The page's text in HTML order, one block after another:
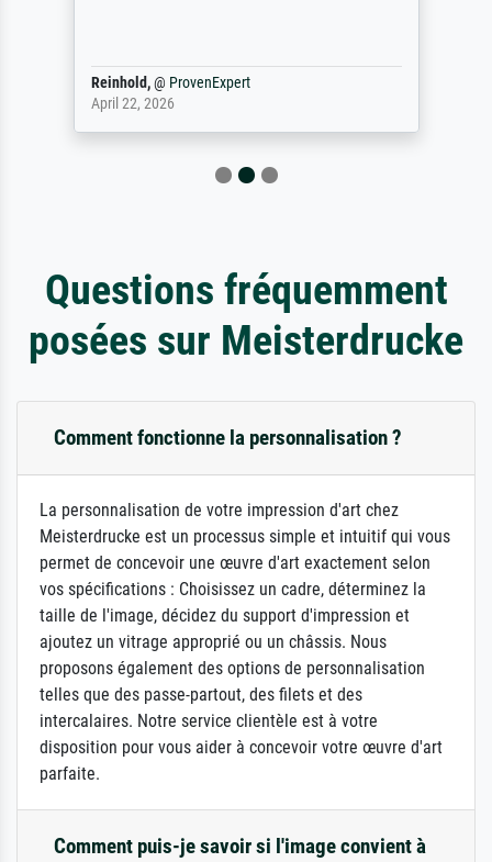
Reinhold,@ ProvenExpert
April 22, 2026
Questions fréquemment
posées sur Meisterdrucke
Comment fonctionne la personnalisation ?
La personnalisation de votre impression d'art chez
Meisterdrucke est un processus simple et intuitif qui vous
permet de concevoir une œuvre d'art exactement selon
vos spécifications : Choisissez un cadre, déterminez la
taille de l'image, décidez du support d'impression et
ajoutez un vitrage approprié ou un châssis. Nous
proposons également des options de personnalisation
telles que des passe-partout, des filets et des
intercalaires. Notre service clientèle est à votre
disposition pour vous aider à concevoir votre œuvre d'art
parfaite.
Comment puis-je savoir si l'image convient à